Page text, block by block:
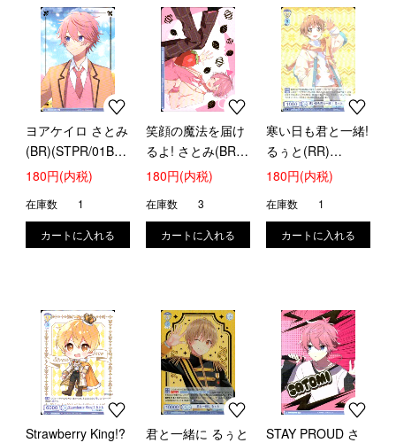
ヨアケイロ さとみ
(BR)(STPR/01B-
025B)
180円(内税)
在庫数 1
笑顔の魔法を届け
るよ! さとみ(BR)
(STPR/01B-044B)
180円(内税)
在庫数 3
寒い日も君と一緒!
るぅと(RR)
(STPR/01B-001)
180円(内税)
在庫数 1
Strawberry King!?
君と一緒に るぅと
STAY PROUD さ